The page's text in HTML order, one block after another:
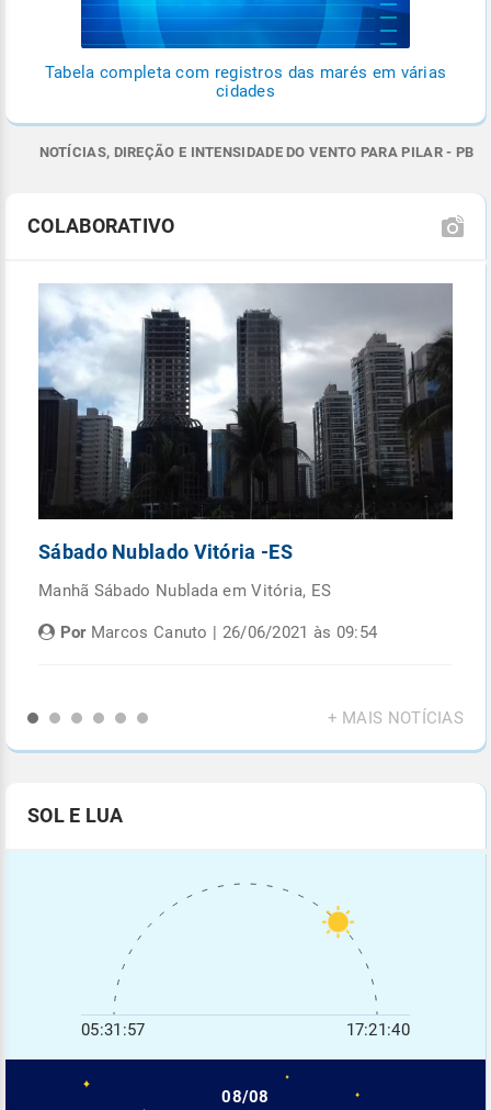
Tabela completa com registros das marés em várias
cidades
NOTÍCIAS, DIREÇÃO E INTENSIDADE DO VENTO PARA PILAR - PB
COLABORATIVO
Sábado Nublado Vitória -ES
Manhã Sábado Nublada em Vitória, ES
PorMarcos Canuto | 26/06/2021 às 09:54
+ MAIS NOTÍCIAS
SOL E LUA
05:31:57 17:21:40
08/08